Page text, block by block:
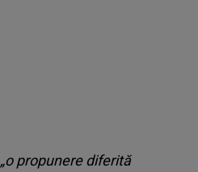
„o propunere diferită